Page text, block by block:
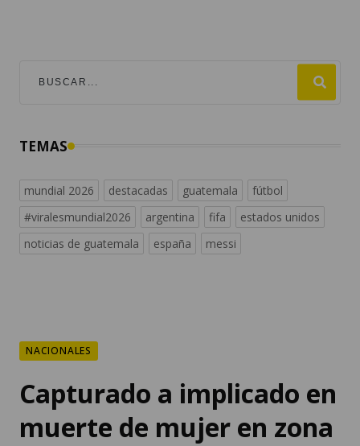
mundial 2026
noticias de guatemala
españa messi
Capturado a implicado en
muerte de mujer en zona
7